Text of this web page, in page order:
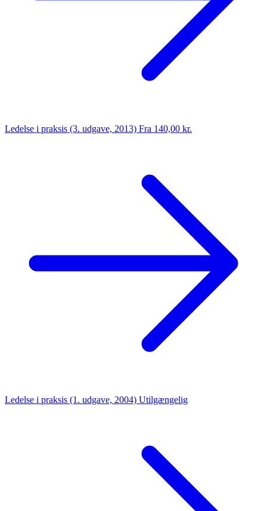
Ledelse i praksis (3. udgave, 2013) Fra 140,00 kr.
Ledelse i praksis (1. udgave, 2004) Utilgængelig